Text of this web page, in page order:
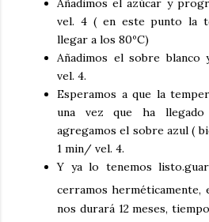
Añadimos el azúcar y
vel. 4 ( en este punto la
llegar a los 80ºC)
Añadimos el sobre blanco
vel. 4.
Esperamos a que la
una vez que ha
agregamos el sobre azul (
1 min/ vel. 4.
Y ya lo tenemos
cerramos herméticamente,
nos durará 12 meses,